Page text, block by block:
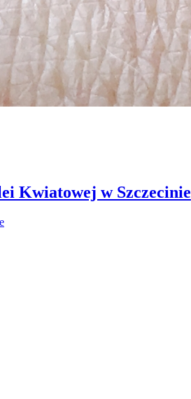
Kwiatowej w Szczecinie